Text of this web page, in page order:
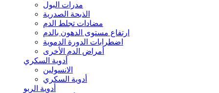
مدرات البول
الذبحة الصدرية
مضادات تجلط الدم
ارتفاع مستوى الدهون بالدم
اضطرابات الدورة الدموية
أمراض الدم الأخرى
أدوية السكري
الانسولين
أدوية السكري
أدوية الربو